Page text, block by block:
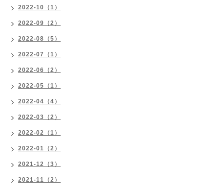
2022-10（1）
2022-09（2）
2022-08（5）
2022-07（1）
2022-06（2）
2022-05（1）
2022-04（4）
2022-03（2）
2022-02（1）
2022-01（2）
2021-12（3）
2021-11（2）